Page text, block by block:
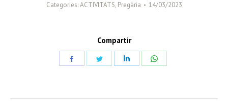
Categories:ACTIVITATS, Pregària 14/03/2023
Compartir